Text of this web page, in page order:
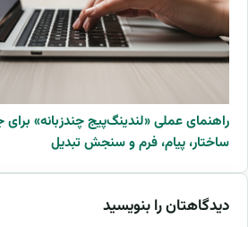
راهنمای عملی «لندینگ‌پیج چندزبانه»
ساختار، پیام، فرم و سنجش تبدیل
دیدگاهتان را بنویسید